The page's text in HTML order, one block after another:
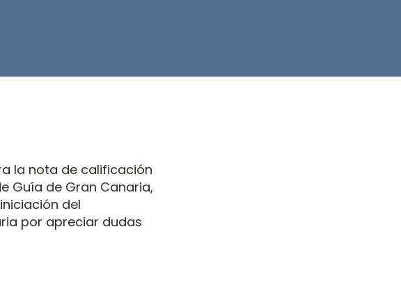
la nota de calificación
Guía de Gran Canaria,
del
por apreciar dudas